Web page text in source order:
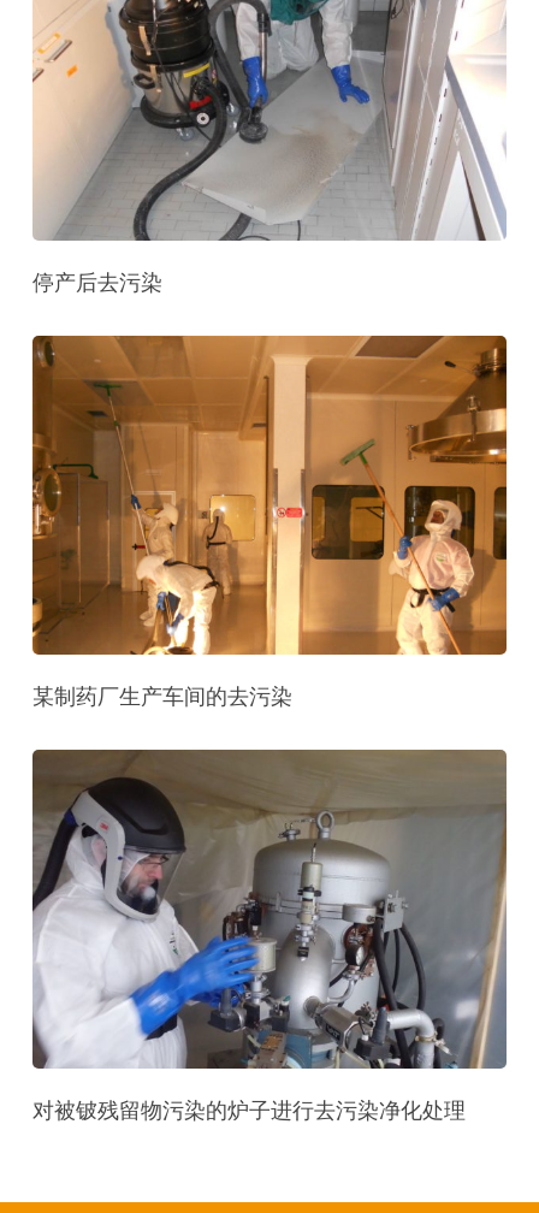
停产后去污染
某制药厂生产车间的去污染
对被铍残留物污染的炉子进行去污染净化处理